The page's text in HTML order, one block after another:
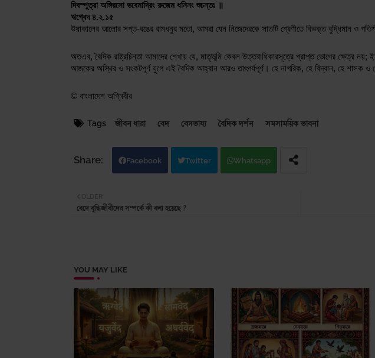
দিবস্পুত্রা অঙ্গিরসো ভবেমাদ্রিং রুজেম ধনিনং শুচন্তঃ ॥
ঋগ্বেদ ৪.২.১৫
উষাকালের আলোর সপ্ত-রঙের রামধনুর মতো, আমরা যেন নিজেদেরকে সাতটি শ্রেণীতে বিভক্ত বুদ্ধিমান ও
অতএব, বৈদিক রাষ্ট্রচিন্তা আমাদের শেখায় যে, মাতৃভূমি কেবল উত্তরাধিকারসূত্রে প্রাপ্ত ভোগের ক্ষেত্র
আজকের অস্থির ও সংকটপূর্ণ যুগে এই বৈদিক আহ্বান আরও তাৎপর্যপূর্ণ। হে নাগরিক, হে বিদ্বান, হে শাসক
© বাংলাদেশ অগ্নিবীর
Tags জীবন ধারা বেদ বেদভাষ্য বৈদিক দর্শন সমসাময়িক ভাবনা
Facebook Twitter Whatsapp
বেদে বুদ্ধিজীবীদের সম্পর্কে কী বলা হয়েছে ?
YOU MAY LIKE